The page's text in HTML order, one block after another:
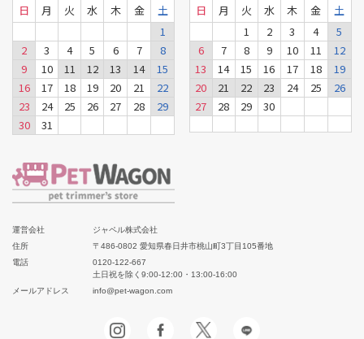
日 月 火 水 木 金
土
1
2
3 4 5 6 7
8
9
10 11 12 13 14
15
16
17 18 19 20 21
22
23
24 25 26 27 28
29
30
31
日 月 火 水 木 金
土
1
2 3 4
5
6
7 8 9 10 11
12
13
14 15 16 17 18
19
20
21 22 23 24 25
26
27
28 29 30
運営会社
ジャペル株式会社
住所
〒486-0802 愛知県春日井市桃山町3丁目105番地
電話
0120-122-667
土日祝を除く9:00-12:00・13:00-16:00
メールアドレス
info@pet-wagon.com